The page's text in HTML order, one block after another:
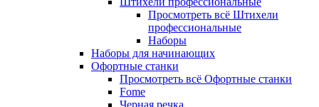
Просмотреть всё Штихели
профессиональные
Наборы
Наборы для начинающих
Офортные станки
Просмотреть всё Офортные станки
Fome
Черная речка